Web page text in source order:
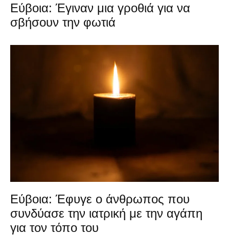
Εύβοια: Έγιναν μια γροθιά για να
σβήσουν την φωτιά
Εύβοια: Έφυγε ο άνθρωπος που
συνδύασε την ιατρική με την αγάπη
για τον τόπο του